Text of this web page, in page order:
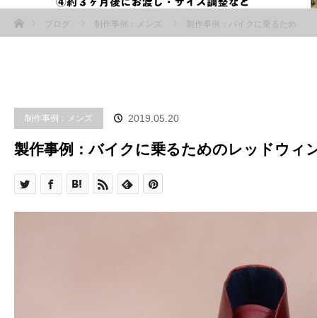
ブログ
制作事例：メンズ 製作事例：バイクに乗るため
制作事例：メンズ 2019.05.20
製作事例：バイクに乗るためのレッドウィ